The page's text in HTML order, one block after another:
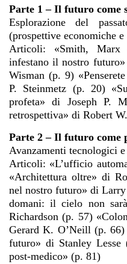
Parte 1 – Il futuro come
Esplorazione del
(prospettive economiche
Articoli: «Smith,
infestano il nostro
Wisman (p. 9)
P. Steinmetz (p. 20)
profeta» di Joseph P.
retrospettiva» di Robert
Parte 2 – Il futuro come
Avanzamenti tecnologici
Articoli: «L’ufficio
«Architettura oltre» di
nel nostro futuro» di
domani: il cielo non
Richardson (p. 57)
Gerard K. O’Neill (p.
futuro» di Stanley Lesse
post-medico» (p. 81)